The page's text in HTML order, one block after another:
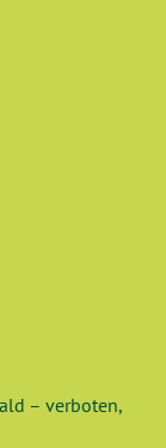
– verboten,